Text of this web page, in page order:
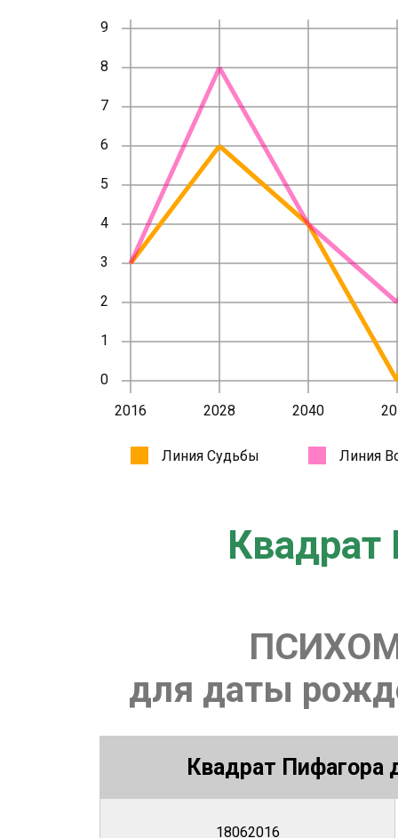
Квадрат
для даты
Квадрат Пифагора
18062016